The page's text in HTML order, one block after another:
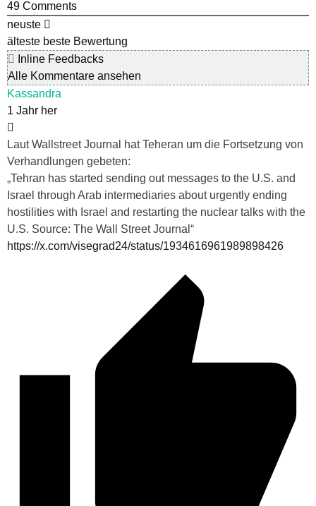
49 Comments
neuste
älteste beste Bewertung
Inline Feedbacks
Alle Kommentare ansehen
Kassandra
1 Jahr her
Laut Wallstreet Journal hat Teheran um die Fortsetzung von
Verhandlungen gebeten:
„Tehran has started sending out messages to the U.S. and
Israel through Arab intermediaries about urgently ending
hostilities with Israel and restarting the nuclear talks with the
U.S. Source: The Wall Street Journal“
https://x.com/visegrad24/status/1934616961989898426